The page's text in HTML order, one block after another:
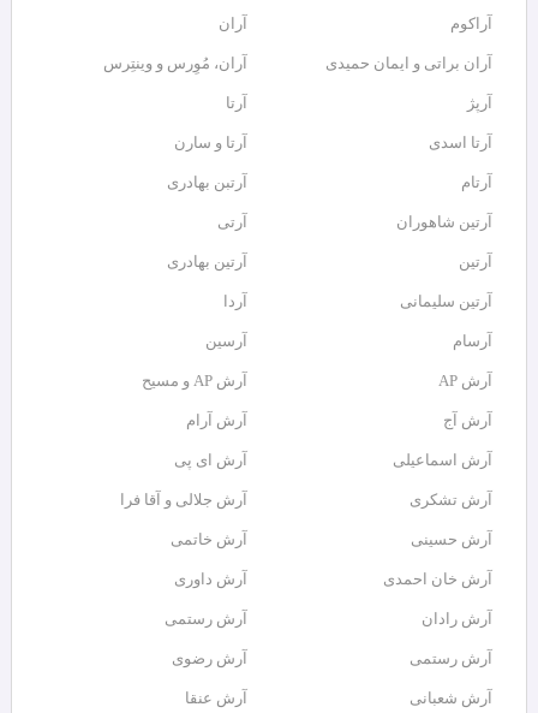
آراکوم آران
آران براتی و ایمان حمیدی آران، مُوِرس و وینتِرس
آرپژ آرتا
آرتا اسدی آرتا و سارن
آرتام آرتبن بهادری
آرتين شاهوران آرتی
آرتین آرتین بهادری
آرتین سلیمانی آردا
آرسام آرسین
آرش AP آرش AP و مسیح
آرش آج آرش آرام
آرش اسماعیلی آرش ای پی
آرش تشکری آرش جلالی و آقا فرا
آرش حسینی آرش خاتمی
آرش خان احمدی آرش داوری
آرش رادان آرش رستمى
آرش رستمی آرش رضوی
آرش شعبانی آرش عنقا